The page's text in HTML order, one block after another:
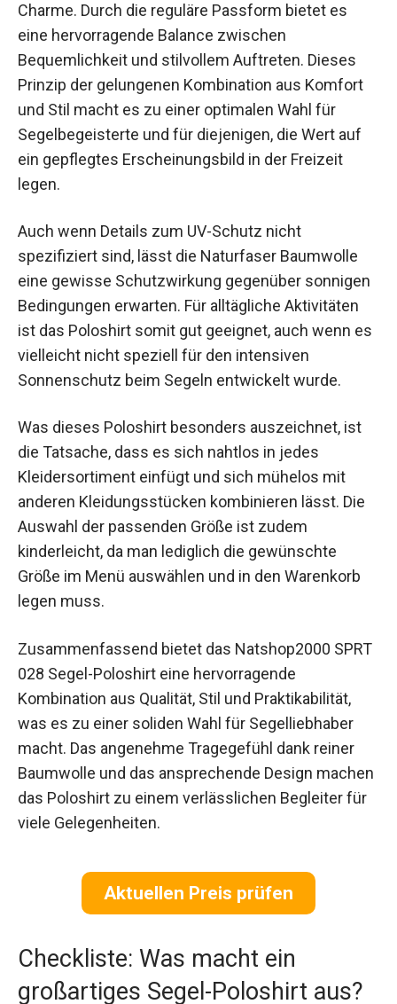
Charme. Durch die reguläre Passform bietet es
eine hervorragende Balance zwischen
Bequemlichkeit und stilvollem Auftreten. Dieses
Prinzip der gelungenen Kombination aus Komfort
und Stil macht es zu einer optimalen Wahl für
Segelbegeisterte und für diejenigen, die Wert auf
ein gepflegtes Erscheinungsbild in der Freizeit
legen.
Auch wenn Details zum UV-Schutz nicht
spezifiziert sind, lässt die Naturfaser Baumwolle
eine gewisse Schutzwirkung gegenüber sonnigen
Bedingungen erwarten. Für alltägliche Aktivitäten
ist das Poloshirt somit gut geeignet, auch wenn es
vielleicht nicht speziell für den intensiven
Sonnenschutz beim Segeln entwickelt wurde.
Was dieses Poloshirt besonders auszeichnet, ist
die Tatsache, dass es sich nahtlos in jedes
Kleidersortiment einfügt und sich mühelos mit
anderen Kleidungsstücken kombinieren lässt. Die
Auswahl der passenden Größe ist zudem
kinderleicht, da man lediglich die gewünschte
Größe im Menü auswählen und in den Warenkorb
legen muss.
Zusammenfassend bietet das Natshop2000 SPRT
028 Segel-Poloshirt eine hervorragende
Kombination aus Qualität, Stil und Praktikabilität,
was es zu einer soliden Wahl für Segelliebhaber
macht. Das angenehme Tragegefühl dank reiner
Baumwolle und das ansprechende Design machen
das Poloshirt zu einem verlässlichen Begleiter für
viele Gelegenheiten.
Aktuellen Preis prüfen
Checkliste: Was macht ein
großartiges Segel-Poloshirt aus?